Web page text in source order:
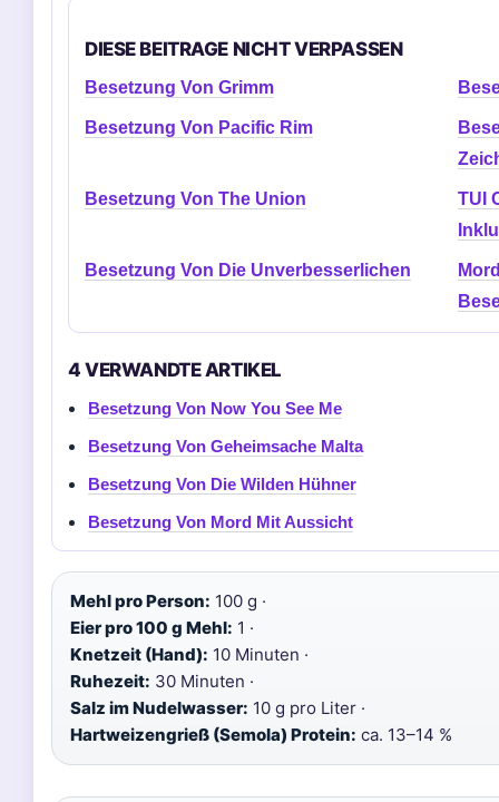
DIESE BEITRAGE NICHT VERPASSEN
Besetzung Von Grimm
Besetzung Von Pacific Rim
Besetzung Von The Union
TUI
Besetzung Von Die Unverbesserlichen
4 VERWANDTE ARTIKEL
Besetzung Von Now You See Me
Besetzung Von Geheimsache Malta
Besetzung Von Die Wilden Hühner
Besetzung Von Mord Mit Aussicht
Mehl pro Person: 100 g ·
Eier pro 100 g Mehl: 1 ·
Knetzeit (Hand): 10 Minuten ·
Ruhezeit: 30 Minuten ·
Salz im Nudelwasser: 10 g pro Liter ·
Hartweizengrieß (Semola) Protein: ca. 13–14 %